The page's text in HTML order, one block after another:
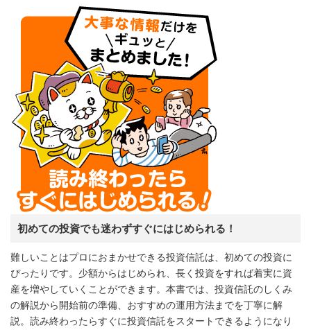
初めての投資でも迷わずすぐにはじめられる！
難しいことはプロにおまかせできる投資信託は、初めての投資に
ぴったりです。少額からはじめられ、長く投資をすれば着実に資
産を増やしていくことができます。本書では、投資信託のしくみ
の解説から開始前の準備、おすすめの運用方法までを丁寧に解
説。読み終わったらすぐに投資信託をスタートできるようになり